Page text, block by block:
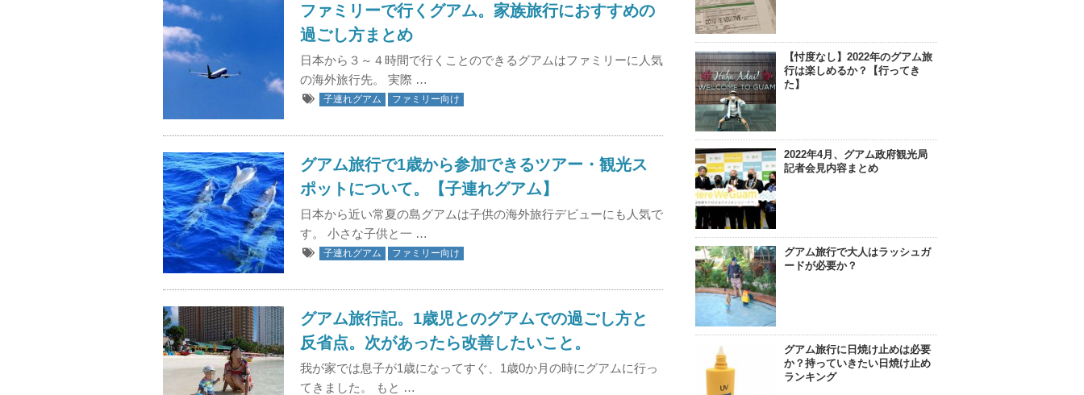
ファミリーで行くグアム。家族旅行におすすめの
過ごし方まとめ
日本から３～４時間で行くことのできるグアムはファミリーに人気
の海外旅行先。 実際 …
子連れグアム ファミリー向け
グアム旅行で1歳から参加できるツアー・観光ス
ポットについて。【子連れグアム】
日本から近い常夏の島グアムは子供の海外旅行デビューにも人気で
す。 小さな子供と一 …
子連れグアム ファミリー向け
グアム旅行記。1歳児とのグアムでの過ごし方と
反省点。次があったら改善したいこと。
我が家では息子が1歳になってすぐ、1歳0か月の時にグアムに行っ
てきました。 もと …
【忖度なし】2022年のグアム旅
行は楽しめるか？【行ってき
た】
2022年4月、グアム政府観光局
記者会見内容まとめ
グアム旅行で大人はラッシュガ
ードが必要か？
グアム旅行に日焼け止めは必要
か？持っていきたい日焼け止め
ランキング